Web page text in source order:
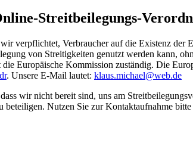
Streitbeilegungs-
verpflichtet, Verbraucher auf die Existenz der
von Streitigkeiten genutzt werden kann,
Europäische Kommission zuständig. Die
. Unsere E-Mail lautet: klaus.michael@web.de
wir nicht bereit sind, uns am
beteiligen. Nutzen Sie zur Kontaktaufnahme